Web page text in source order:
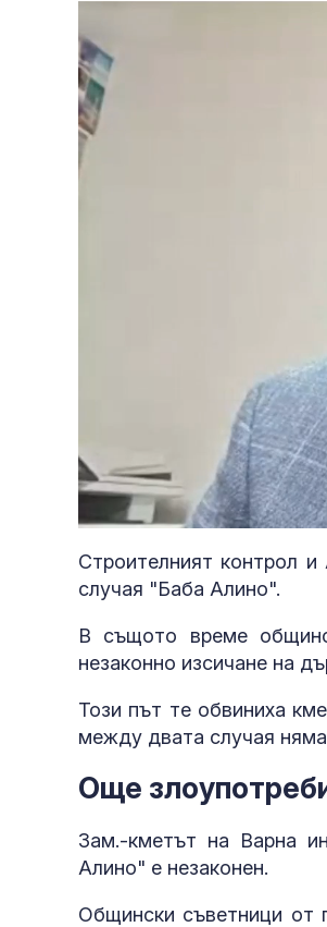
Unmute Loaded:
29.65%
Строителният контрол
случая "Баба Алино".
В същото време
незаконно изсичане на
Този път те обвиниха
между двата случая няма
Още
Зам.-кметът на Варна
Алино" е незаконен.
Общински съветници от